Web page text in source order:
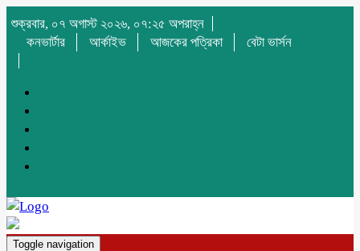
শুক্রবার, ০৭ অগাস্ট ২০২৬, ০৭:২৫ অপরাহ্ন
কনভার্টার
আর্কাইভ আজকের পত্রিকা বেটা ভার্সন
Toggle navigation